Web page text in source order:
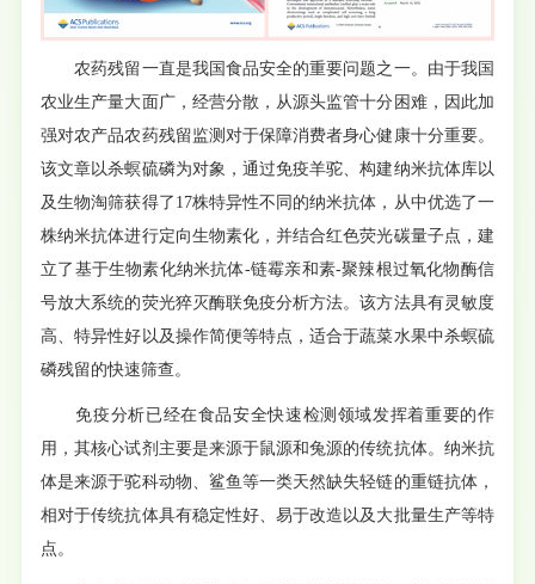
农药残留一直是我国食品安全的重要问题之一。由于我国
农业生产量大面广，经营分散，从源头监管十分困难，因此加
强对农产品农药残留监测对于保障消费者身心健康十分重要。
该文章以杀螟硫磷为对象，通过免疫羊驼、构建纳米抗体库以
及生物淘筛获得了17株特异性不同的纳米抗体，从中优选了一
株纳米抗体进行定向生物素化，并结合红色荧光碳量子点，建
立了基于生物素化纳米抗体-链霉亲和素-聚辣根过氧化物酶信
号放大系统的荧光猝灭酶联免疫分析方法。该方法具有灵敏度
高、特异性好以及操作简便等特点，适合于蔬菜水果中杀螟硫
磷残留的快速筛查。
免疫分析已经在食品安全快速检测领域发挥着重要的作
用，其核心试剂主要是来源于鼠源和兔源的传统抗体。纳米抗
体是来源于驼科动物、鲨鱼等一类天然缺失轻链的重链抗体，
相对于传统抗体具有稳定性好、易于改造以及大批量生产等特
点。